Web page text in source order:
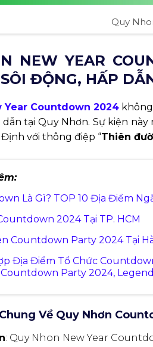
Quy
NEW YEAR
ĐỘNG, HẤP
Year Countdown 2024
dẫn tại Quy Nhơn. Sự kiện
với thông điệp “Thiên
Là Gì? TOP 10 Địa Điểm
2024 Tại TP. HCM
Countdown Party 2024 Tại
Địa Điểm Tổ Chức
Party 2024, Legend
Về Quy Nhơn
: Quy Nhon New Year